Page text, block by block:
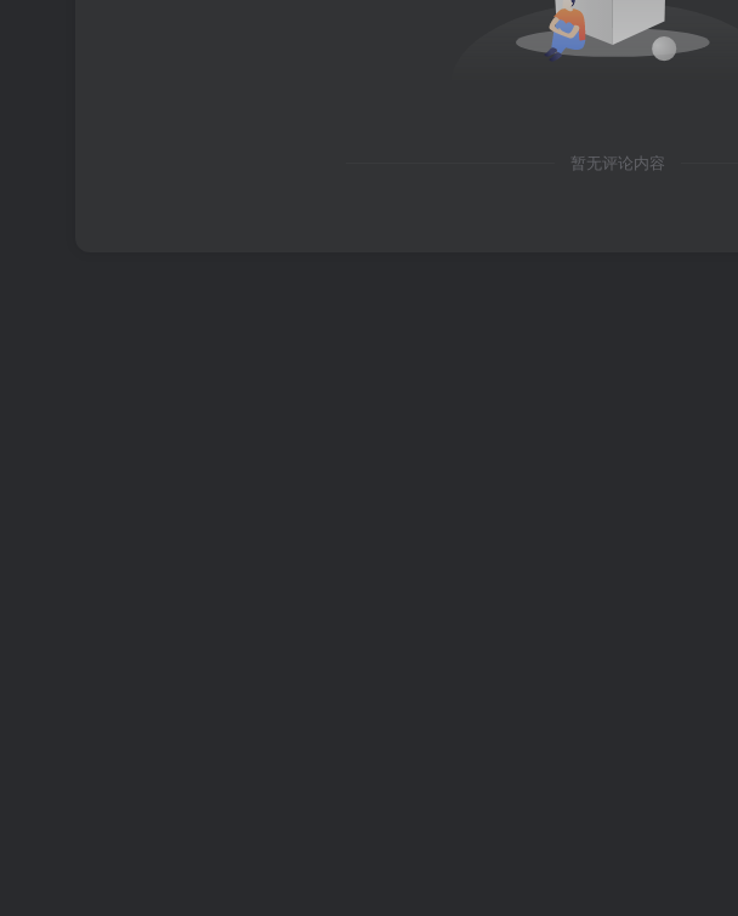
暂无评论内容